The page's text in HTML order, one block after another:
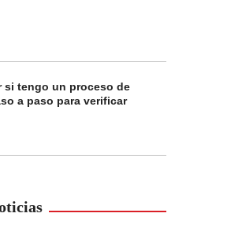
si tengo un proceso de
a paso para verificar